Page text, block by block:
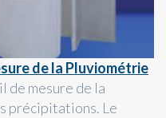
de la Pluviométrie
de mesure de la
précipitations. Le